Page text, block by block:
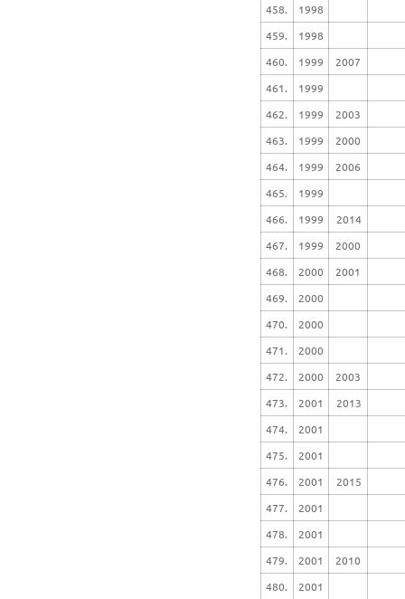
458.
1998
459.
1998
460.
1999
2007
461.
1999
462.
1999
2003
463.
1999
2000
464.
1999
2006
465.
1999
466.
1999
2014
467.
1999
2000
468.
2000
2001
469.
2000
470.
2000
471.
2000
472.
2000
2003
473.
2001
2013
474.
2001
475.
2001
476.
2001
2015
477.
2001
478.
2001
479.
2001
2010
480.
2001